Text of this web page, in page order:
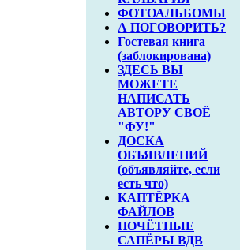
ФОТОАЛЬБОМЫ
А ПОГОВОРИТЬ?
Гостевая книга
(заблокирована)
ЗДЕСЬ ВЫ
МОЖЕТЕ
НАПИСАТЬ
АВТОРУ СВОЁ
"ФУ!"
ДОСКА
ОБЪЯВЛЕНИЙ
(объявляйте, если
есть что)
КАПТЁРКА
ФАЙЛОВ
ПОЧЁТНЫЕ
САПЁРЫ ВДВ